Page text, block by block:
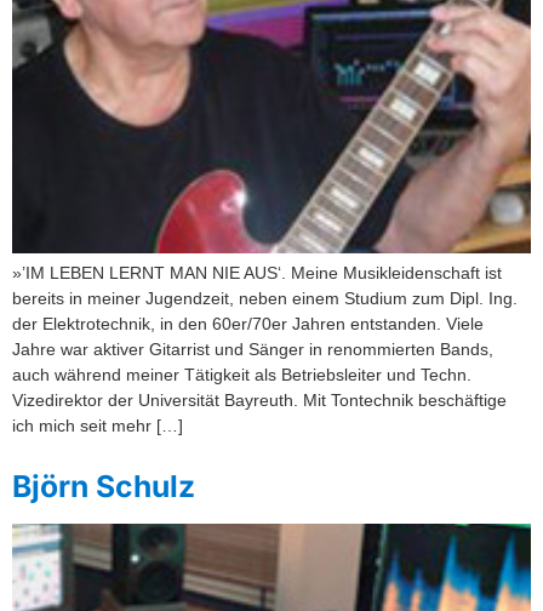
»’IM LEBEN LERNT MAN NIE AUS‘. Meine Musikleidenschaft ist
bereits in meiner Jugendzeit, neben einem Studium zum Dipl. Ing.
der Elektrotechnik, in den 60er/70er Jahren entstanden. Viele
Jahre war aktiver Gitarrist und Sänger in renommierten Bands,
auch während meiner Tätigkeit als Betriebsleiter und Techn.
Vizedirektor der Universität Bayreuth. Mit Tontechnik beschäftige
ich mich seit mehr […]
Björn Schulz